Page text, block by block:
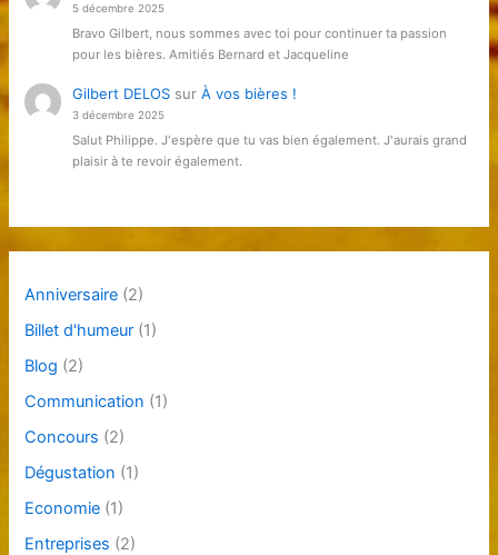
5 décembre 2025
Bravo Gilbert, nous sommes avec toi pour continuer ta passion
pour les bières. Amitiés Bernard et Jacqueline
Gilbert DELOSsur À vos bières !
3 décembre 2025
Salut Philippe. J'espère que tu vas bien également. J'aurais grand
plaisir à te revoir également.
Anniversaire (2)
Billet d'humeur (1)
Blog (2)
Communication (1)
Concours (2)
Dégustation (1)
Economie (1)
Entreprises (2)